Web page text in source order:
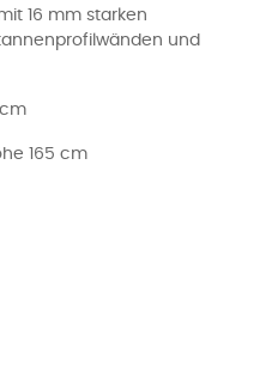
16 mm starken
und
165 cm